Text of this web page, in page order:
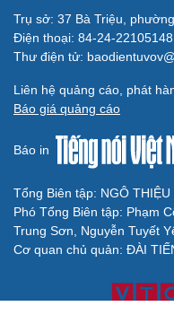
Trụ sở: 37 Bà Triệu,
Điện thoại: 84-24-
Thư điện tử:
Liên hệ quảng cáo, phát
Báo giá quảng cáo
Báo in
Tổng Biên tập: NGÔ THIỆU
Phó Tổng Biên tập: Phạm
Trung Sơn, Nguyễn Tuyết
Cơ quan chủ quản: ĐÀI